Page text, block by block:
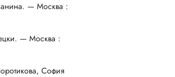
— Москва :
— Москва :
София